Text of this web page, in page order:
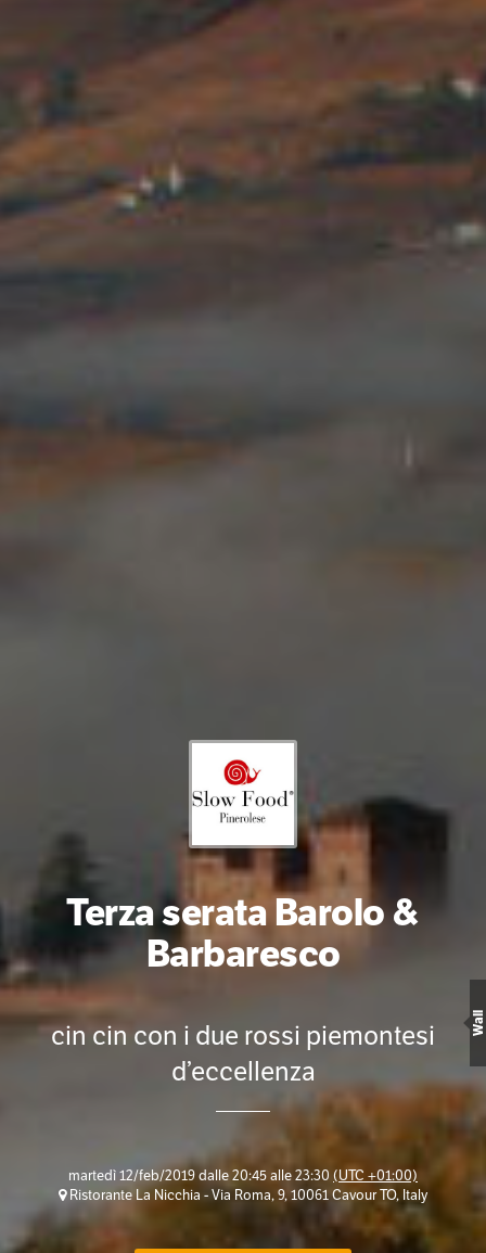
Terza serata Barolo &
Barbaresco
cin cin con i due rossi piemontesi
d’eccellenza
martedì 12/feb/2019 dalle 20:45 alle 23:30 (UTC +01:00)
Ristorante La Nicchia - Via Roma, 9, 10061 Cavour TO, Italy
Wall